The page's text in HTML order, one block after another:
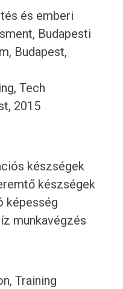
és emberi
Budapesti
Budapest,
Tech
2015
készségek
készségek
képesség
munkavégzés
Training